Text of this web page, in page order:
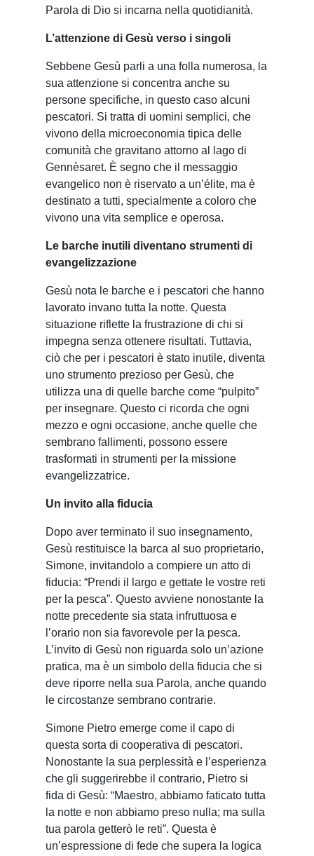
Parola di Dio si incarna nella quotidianità.
L’attenzione di Gesù verso i singoli
Sebbene Gesù parli a una folla numerosa, la
sua attenzione si concentra anche su
persone specifiche, in questo caso alcuni
pescatori. Si tratta di uomini semplici, che
vivono della microeconomia tipica delle
comunità che gravitano attorno al lago di
Gennèsaret. È segno che il messaggio
evangelico non è riservato a un’élite, ma è
destinato a tutti, specialmente a coloro che
vivono una vita semplice e operosa.
Le barche inutili diventano strumenti di
evangelizzazione
Gesù nota le barche e i pescatori che hanno
lavorato invano tutta la notte. Questa
situazione riflette la frustrazione di chi si
impegna senza ottenere risultati. Tuttavia,
ciò che per i pescatori è stato inutile, diventa
uno strumento prezioso per Gesù, che
utilizza una di quelle barche come “pulpito”
per insegnare. Questo ci ricorda che ogni
mezzo e ogni occasione, anche quelle che
sembrano fallimenti, possono essere
trasformati in strumenti per la missione
evangelizzatrice.
Un invito alla fiducia
Dopo aver terminato il suo insegnamento,
Gesù restituisce la barca al suo proprietario,
Simone, invitandolo a compiere un atto di
fiducia: “Prendi il largo e gettate le vostre reti
per la pesca”. Questo avviene nonostante la
notte precedente sia stata infruttuosa e
l’orario non sia favorevole per la pesca.
L’invito di Gesù non riguarda solo un’azione
pratica, ma è un simbolo della fiducia che si
deve riporre nella sua Parola, anche quando
le circostanze sembrano contrarie.
Simone Pietro emerge come il capo di
questa sorta di cooperativa di pescatori.
Nonostante la sua perplessità e l’esperienza
che gli suggerirebbe il contrario, Pietro si
fida di Gesù: “Maestro, abbiamo faticato tutta
la notte e non abbiamo preso nulla; ma sulla
tua parola getterò le reti”. Questa è
un’espressione di fede che supera la logica